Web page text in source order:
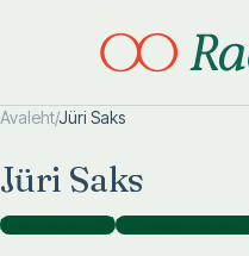
Avaleht/Jüri Saks
Jüri Saks
Illustraatorina )Kaanekujundajana